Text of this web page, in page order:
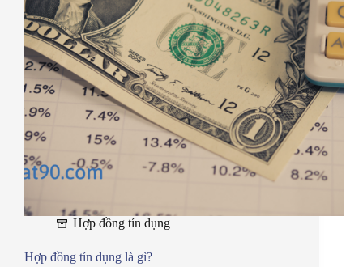
Hợp đồng tín dụng
Hợp đồng tín dụng là gì?